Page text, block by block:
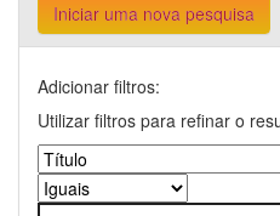
Iniciar uma nova pesquisa
Adicionar filtros:
Utilizar filtros para refinar o